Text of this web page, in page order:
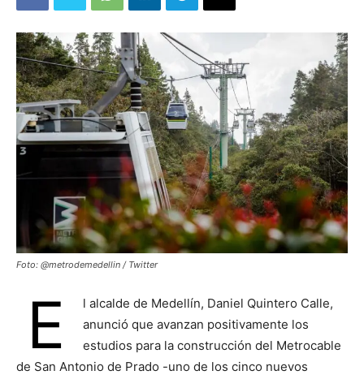
Foto: @metrodemedellin / Twitter
E
l alcalde de Medellín, Daniel Quintero Calle,
anunció que avanzan positivamente los
estudios para la construcción del Metrocable
de San Antonio de Prado -uno de los cinco nuevos